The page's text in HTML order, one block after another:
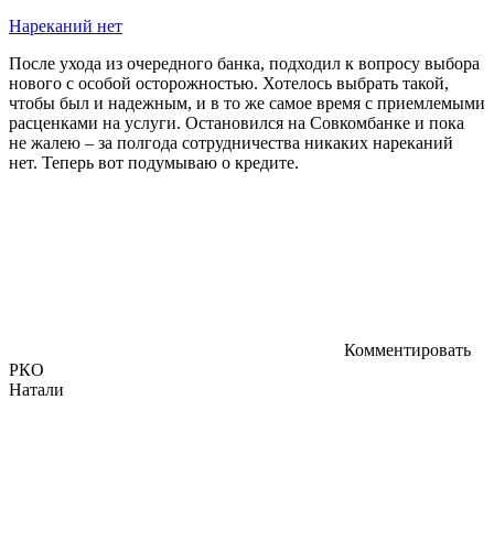
Нареканий нет
После ухода из очередного банка, подходил к вопросу выбора
нового с особой осторожностью. Хотелось выбрать такой,
чтобы был и надежным, и в то же самое время с приемлемыми
расценками на услуги. Остановился на Совкомбанке и пока
не жалею – за полгода сотрудничества никаких нареканий
нет. Теперь вот подумываю о кредите.
Комментировать
РКО
Натали